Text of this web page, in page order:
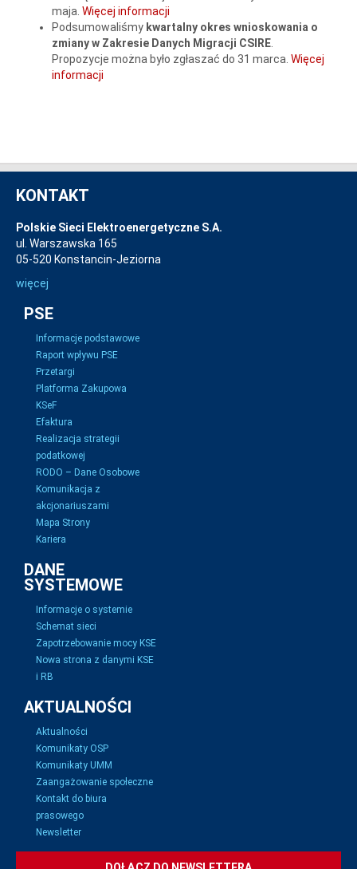
maja. Więcej informacji
Podsumowaliśmy kwartalny okres wnioskowania o
zmiany w Zakresie Danych Migracji CSIRE
Propozycje można było zgłaszać do 31 marca. Więcej
informacji
KONTAKT
Polskie Sieci Elektroenergetyczne S.A.
ul. Warszawska 165
05-520 Konstancin-Jeziorna
więcej
PSE
Informacje podstawowe
Raport wpływu PSE
Przetargi
Platforma Zakupowa
KSeF
Efaktura
Realizacja strategii
podatkowej
RODO – Dane Osobowe
Komunikacja z
akcjonariuszami
Mapa Strony
Kariera
DANE
SYSTEMOWE
Informacje o systemie
Schemat sieci
Zapotrzebowanie mocy KSE
Nowa strona z danymi KSE
i RB
AKTUALNOŚCI
Aktualności
Komunikaty OSP
Komunikaty UMM
Zaangażowanie społeczne
Kontakt do biura
prasowego
Newsletter